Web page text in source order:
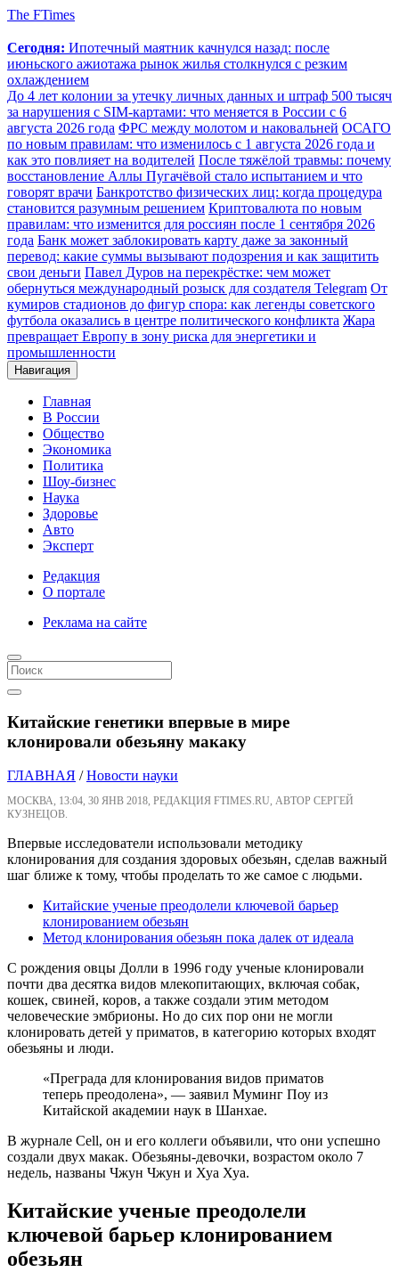
The FTimes
Сегодня: Ипотечный маятник качнулся назад: после
июньского ажиотажа рынок жилья столкнулся с резким
охлаждением
До 4 лет колонии за утечку личных данных и штраф 500 тысяч
за нарушения с SIM-картами: что меняется в России с 6
августа 2026 года ФРС между молотом и наковальней ОСАГО
по новым правилам: что изменилось с 1 августа 2026 года и
как это повлияет на водителей После тяжёлой травмы: почему
восстановление Аллы Пугачёвой стало испытанием и что
говорят врачи Банкротство физических лиц: когда процедура
становится разумным решением Криптовалюта по новым
правилам: что изменится для россиян после 1 сентября 2026
года Банк может заблокировать карту даже за законный
перевод: какие суммы вызывают подозрения и как защитить
свои деньги Павел Дуров на перекрёстке: чем может
обернуться международный розыск для создателя Telegram От
кумиров стадионов до фигур спора: как легенды советского
футбола оказались в центре политического конфликта Жара
превращает Европу в зону риска для энергетики и
промышленности
Навигация
Главная
В России
Общество
Экономика
Политика
Шоу-бизнес
Наука
Здоровье
Авто
Эксперт
Редакция
О портале
Реклама на сайте
Китайские генетики впервые в мире
клонировали обезьяну макаку
ГЛАВНАЯ /Новости науки
МОСКВА, 13:04, 30 ЯНВ 2018, РЕДАКЦИЯ FTIMES.RU, АВТОР СЕРГЕЙ
КУЗНЕЦОВ.
Впервые исследователи использовали методику
клонирования для создания здоровых обезьян, сделав важный
шаг ближе к тому, чтобы проделать то же самое с людьми.
Китайские ученые преодолели ключевой барьер
клонированием обезьян
Метод клонирования обезьян пока далек от идеала
С рождения овцы Долли в 1996 году ученые клонировали
почти два десятка видов млекопитающих, включая собак,
кошек, свиней, коров, а также создали этим методом
человеческие эмбрионы. Но до сих пор они не могли
клонировать детей у приматов, в категорию которых входят
обезьяны и люди.
«Преграда для клонирования видов приматов
теперь преодолена», — заявил Муминг Поу из
Китайской академии наук в Шанхае.
В журнале Cell, он и его коллеги объявили, что они успешно
создали двух макак. Обезьяны-девочки, возрастом около 7
недель, названы Чжун Чжун и Хуа Хуа.
Китайские ученые преодолели
ключевой барьер клонированием
обезьян